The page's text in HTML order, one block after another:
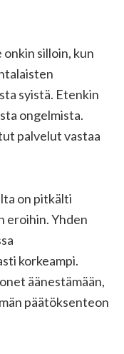
silloin, kun
syistä. Etenkin
ongelmista.
palvelut vastaa
on pitkälti
eroihin. Yhden
korkeampi.
äänestämään,
päätöksenteon